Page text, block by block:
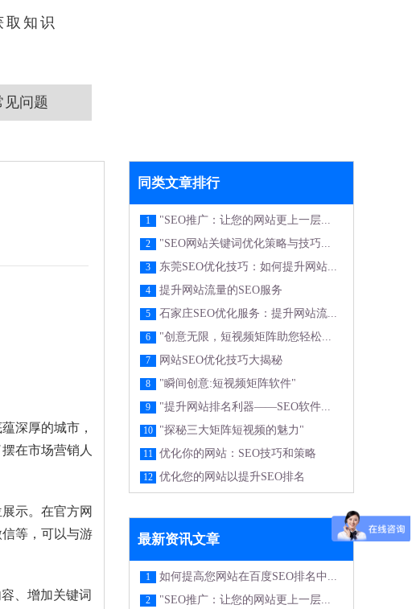
知识
见问题
深厚的城市，
在市场营销人
示。在官方网
等，可以与游
、增加关键词
同类文章排行
1 "SEO推广：让您的网站更上一层...
2 "SEO网站关键词优化策略与技巧...
3 东莞SEO优化技巧：如何提升网站...
4 提升网站流量的SEO服务
5 石家庄SEO优化服务：提升网站流...
6 "创意无限，短视频矩阵助您轻松...
7 网站SEO优化技巧大揭秘
8 "瞬间创意:短视频矩阵软件"
9 "提升网站排名利器——SEO软件...
10 "探秘三大矩阵短视频的魅力"
11 优化你的网站：SEO技巧和策略
12 优化您的网站以提升SEO排名
最新资讯文章
1 如何提高您网站在百度SEO排名中...
2 "SEO推广：让您的网站更上一层...